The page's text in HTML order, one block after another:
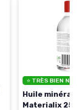
⭐ TRÈS BIEN
Huile
Materialix